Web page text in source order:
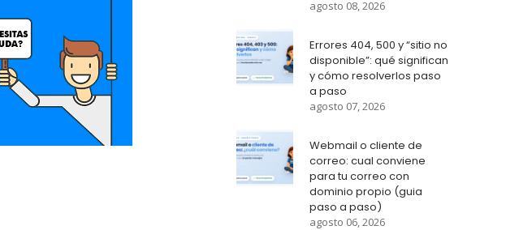
agosto 08, 2026
Errores 404, 500 y “sitio no
disponible”: qué significan
y cómo resolverlos paso
a paso
agosto 07, 2026
Webmail o cliente de
correo: cual conviene
para tu correo con
dominio propio (guia
paso a paso)
agosto 06, 2026